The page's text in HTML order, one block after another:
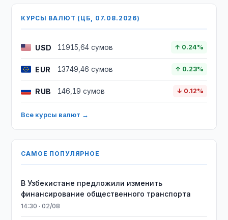
КУРСЫ ВАЛЮТ (ЦБ, 07.08.2026)
USD 11915,64 сумов ↑ 0.24%
EUR 13749,46 сумов ↑ 0.23%
RUB 146,19 сумов ↓ 0.12%
Все курсы валют →
САМОЕ ПОПУЛЯРНОЕ
В Узбекистане предложили изменить
финансирование общественного транспорта
14:30 · 02/08